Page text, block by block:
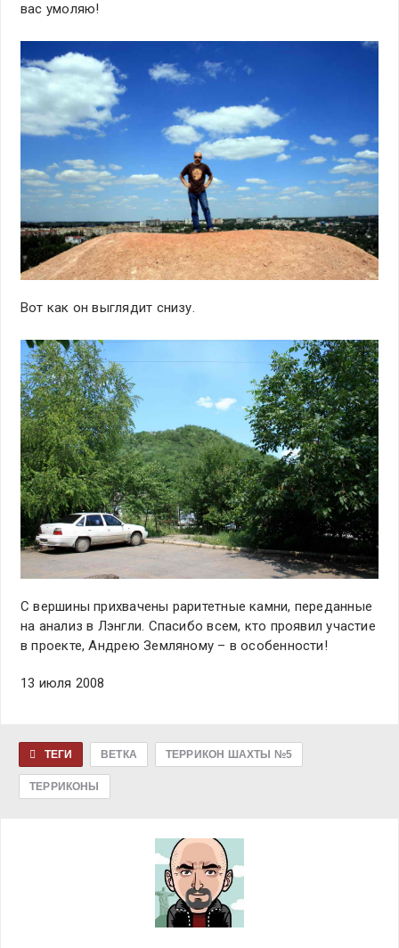
вас умоляю!
Вот как он выглядит снизу.
С вершины прихвачены раритетные камни, переданные
на анализ в Лэнгли. Спасибо всем, кто проявил участие
в проекте, Андрею Земляному – в особенности!
13 июля 2008
ТЕГИ ВЕТКА ТЕРРИКОН ШАХТЫ №5
ТЕРРИКОНЫ